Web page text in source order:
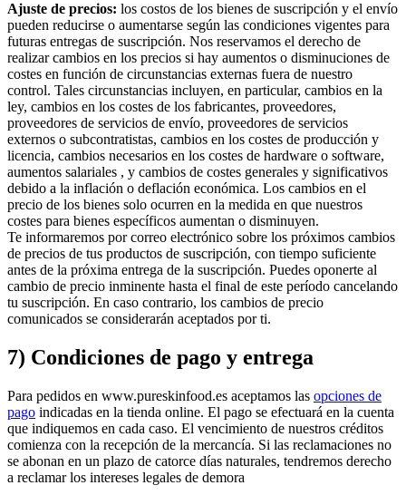
Ajuste de precios: los costos de los bienes de suscripción y el envío
pueden reducirse o aumentarse según las condiciones vigentes para
futuras entregas de suscripción. Nos reservamos el derecho de
realizar cambios en los precios si hay aumentos o disminuciones de
costes en función de circunstancias externas fuera de nuestro
control. Tales circunstancias incluyen, en particular, cambios en la
ley, cambios en los costes de los fabricantes, proveedores,
proveedores de servicios de envío, proveedores de servicios
externos o subcontratistas, cambios en los costes de producción y
licencia, cambios necesarios en los costes de hardware o software,
aumentos salariales , y cambios de costes generales y significativos
debido a la inflación o deflación económica. Los cambios en el
precio de los bienes solo ocurren en la medida en que nuestros
costes para bienes específicos aumentan o disminuyen.
Te informaremos por correo electrónico sobre los próximos cambios
de precios de tus productos de suscripción, con tiempo suficiente
antes de la próxima entrega de la suscripción. Puedes oponerte al
cambio de precio inminente hasta el final de este período cancelando
tu suscripción. En caso contrario, los cambios de precio
comunicados se considerarán aceptados por ti.
7) Condiciones de pago y entrega
Para pedidos en www.pureskinfood.es aceptamos las opciones de
pago indicadas en la tienda online. El pago se efectuará en la cuenta
que indiquemos en cada caso. El vencimiento de nuestros créditos
comienza con la recepción de la mercancía. Si las reclamaciones no
se abonan en un plazo de catorce días naturales, tendremos derecho
a reclamar los intereses legales de demora